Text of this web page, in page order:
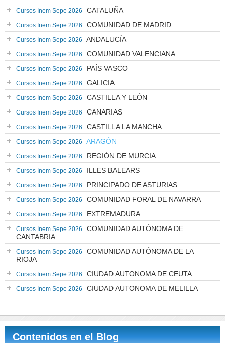
Cursos Inem Sepe 2026 CATALUÑA
Cursos Inem Sepe 2026 COMUNIDAD DE MADRID
Cursos Inem Sepe 2026 ANDALUCÍA
Cursos Inem Sepe 2026 COMUNIDAD VALENCIANA
Cursos Inem Sepe 2026 PAÍS VASCO
Cursos Inem Sepe 2026 GALICIA
Cursos Inem Sepe 2026 CASTILLA Y LEÓN
Cursos Inem Sepe 2026 CANARIAS
Cursos Inem Sepe 2026 CASTILLA LA MANCHA
Cursos Inem Sepe 2026 ARAGÓN
Cursos Inem Sepe 2026 REGIÓN DE MURCIA
Cursos Inem Sepe 2026 ILLES BALEARS
Cursos Inem Sepe 2026 PRINCIPADO DE ASTURIAS
Cursos Inem Sepe 2026 COMUNIDAD FORAL DE NAVARRA
Cursos Inem Sepe 2026 EXTREMADURA
Cursos Inem Sepe 2026
COMUNIDAD AUTÓNOMA DE
CANTABRIA
Cursos Inem Sepe 2026
COMUNIDAD AUTÓNOMA DE LA
RIOJA
Cursos Inem Sepe 2026 CIUDAD AUTONOMA DE CEUTA
Cursos Inem Sepe 2026 CIUDAD AUTONOMA DE MELILLA
Contenidos en el Blog